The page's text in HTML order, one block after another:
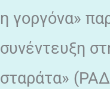
η γοργόνα»
συνέντευξη
σταράτα»